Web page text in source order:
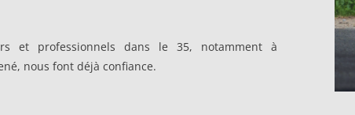
et professionnels dans le 35, notamment à
nous font déjà confiance.